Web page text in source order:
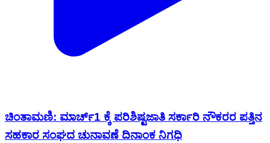
ಚಿಂತಾಮಣಿ: ಮಾರ್ಚ್1 ಕ್ಕೆ ಪರಿಶಿಷ್ಟಜಾತಿ ಸರ್ಕಾರಿ ನೌಕರರ ಪತ್ತಿನ
ಸಹಕಾರ ಸಂಘದ ಚುನಾವಣೆ ದಿನಾಂಕ ನಿಗಧಿ